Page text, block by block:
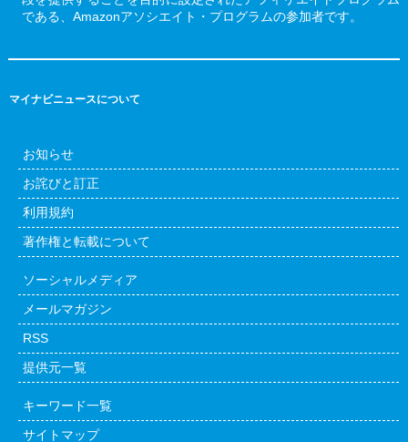
である、Amazonアソシエイト・プログラムの参加者です。
マイナビニュースについて
お知らせ
お詫びと訂正
利用規約
著作権と転載について
ソーシャルメディア
メールマガジン
RSS
提供元一覧
キーワード一覧
サイトマップ